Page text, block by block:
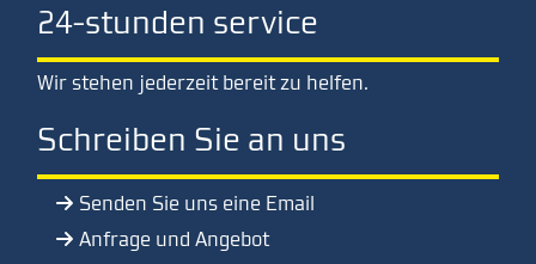
24-stunden service
Wir stehen jederzeit bereit zu helfen.
Schreiben Sie an uns
Senden Sie uns eine Email
Anfrage und Angebot